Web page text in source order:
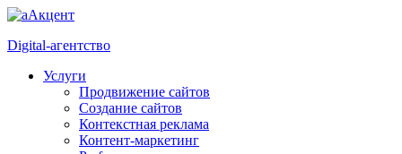
Digital-агентство
Услуги
Продвижение сайтов
Создание сайтов
Контекстная реклама
Контент-маркетинг